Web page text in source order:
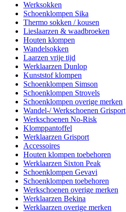
Werksokken
Schoenklompen Sika
Thermo sokken / kousen
Lieslaarzen & waadbroeken
Houten klompen
Wandelsokken
Laarzen vrije tijd
Werklaarzen Dunlop
Kunststof klompen
Schoenklompen Simson
Schoenklompen Strovels
Schoenklompen overige merken
Wandel-/ Werkschoenen Grisport
Werkschoenen No-Risk
Klomppantoffel
Werklaarzen Grisport
Accessoires
Houten klompen toebehoren
Werklaarzen Sixton Peak
Schoenklompen Gevavi
Schoenklompen toebehoren
Werkschoenen overige merken
Werklaarzen Bekina
Werklaarzen overige merken